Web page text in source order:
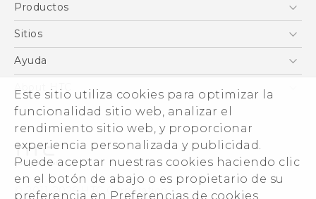
Este sitio utiliza cookies para optimizar la
funcionalidad sitio web, analizar el
rendimiento sitio web, y proporcionar
experiencia personalizada y publicidad.
Puede aceptar nuestras cookies haciendo clic
en el botón de abajo o es propietario de su
preferencia en Preferencias de cookies.
seguridad
English - Safety and regulatory guide
Productos
5G
EXODUS
VIVE
VIVEPORT
Sitios
HTC Desarrollo
VIVE
Ayuda
About HTC
ESG
Seguridad del producto
Inversores (Inglés)
Normas de confidencialidad
© 2011-2026 HTC Corporation